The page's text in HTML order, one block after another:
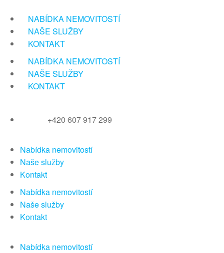
obsah
NABÍDKA NEMOVITOSTÍ
NAŠE SLUŽBY
KONTAKT
NABÍDKA NEMOVITOSTÍ
NAŠE SLUŽBY
KONTAKT
+420 607 917 299
Nabídka nemovitostí
Naše služby
Kontakt
Nabídka nemovitostí
Naše služby
Kontakt
Nabídka nemovitostí